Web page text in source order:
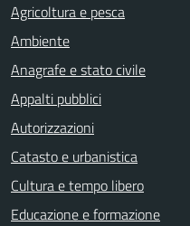
Agricoltura e pesca
Ambiente
Anagrafe e stato civile
Appalti pubblici
Autorizzazioni
Catasto e urbanistica
Cultura e tempo libero
Educazione e formazione